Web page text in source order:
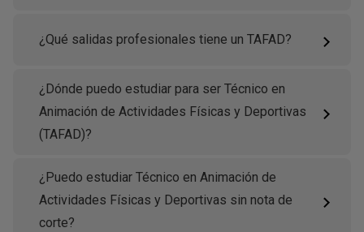
¿Qué salidas profesionales tiene un TAFAD?
¿Dónde puedo estudiar para ser Técnico en
Animación de Actividades Físicas y Deportivas
(TAFAD)?
¿Puedo estudiar Técnico en Animación de
Actividades Físicas y Deportivas sin nota de
corte?